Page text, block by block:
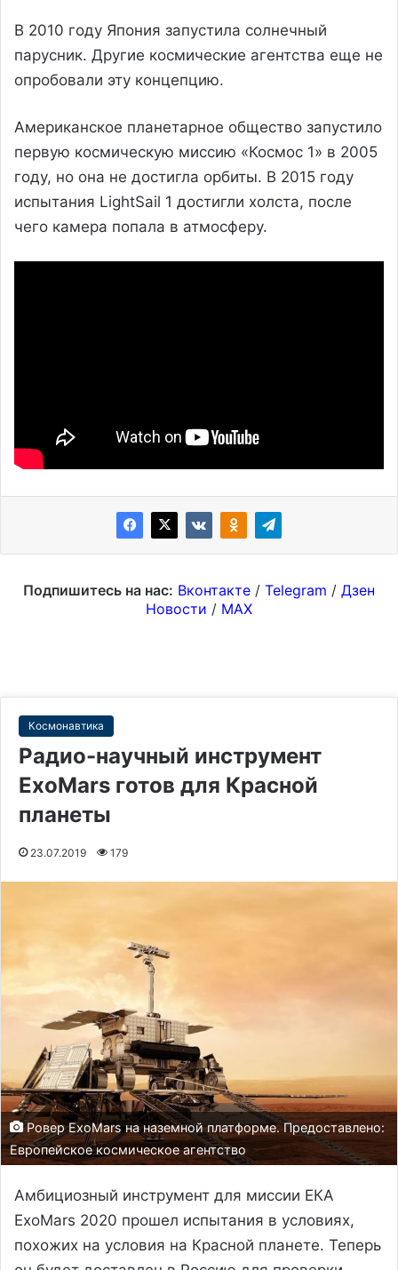
В 2010 году Япония запустила солнечный
парусник. Другие космические агентства еще не
опробовали эту концепцию.
Американское планетарное общество запустило
первую космическую миссию «Космос 1» в 2005
году, но она не достигла орбиты. В 2015 году
испытания LightSail 1 достигли холста, после
чего камера попала в атмосферу.
Подпишитесь на нас: Вконтакте / Telegram / Дзен
Новости / MAX